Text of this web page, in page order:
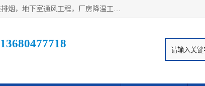
鹤山市沙坪万观通风设备店是一家专业的通风工程方案公司，专注解决酒店、厨房、消防类排烟，地下室通风工程，厂房降温工程，工业除尘净化工程及各类环保通风工程。
13680477718